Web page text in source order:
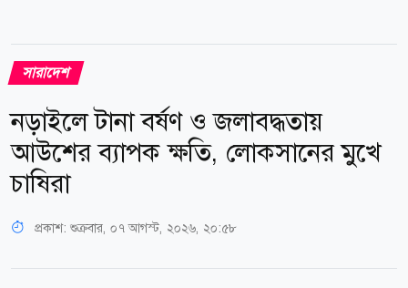
সারাদেশ
নড়াইলে টানা বর্ষণ ও জলাবদ্ধতায়
আউশের ব্যাপক ক্ষতি, লোকসানের মুখে
চাষিরা
প্রকাশ: শুক্রবার, ০৭ আগস্ট, ২০২৬, ২০:৫৮